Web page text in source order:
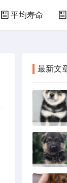
平均寿命
最新文